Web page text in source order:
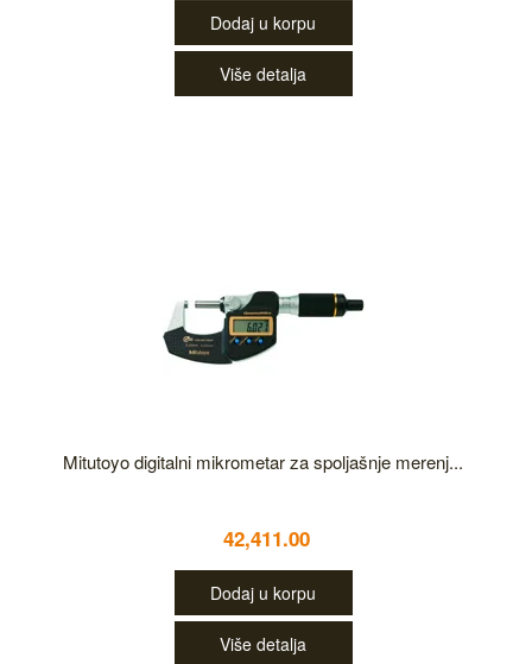
Dodaj u korpu
Više detalja
Mitutoyo digitalni mikrometar za spoljašnje merenj...
42,411.00
Dodaj u korpu
Više detalja